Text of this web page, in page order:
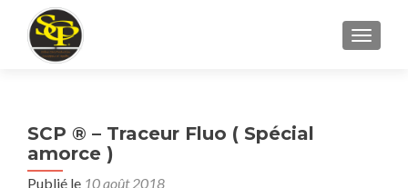
SCP ® – Traceur Fluo ( Spécial
amorce )
Publié le 10 août 2018